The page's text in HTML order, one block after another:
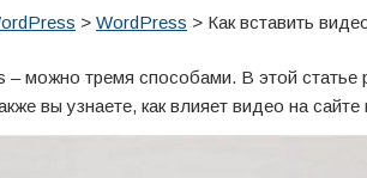
> WordPress > Как вставить
можно тремя способами. В этой статье
вы узнаете, как влияет видео на